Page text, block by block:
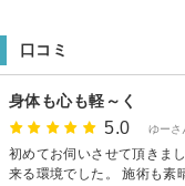
は、下までお迎えに参りま
口コミ
身体も心も軽～く
5.0 ゆー
初めてお伺いさせて頂きま
来る環境でした。 施術も素晴らしいです。 日頃の